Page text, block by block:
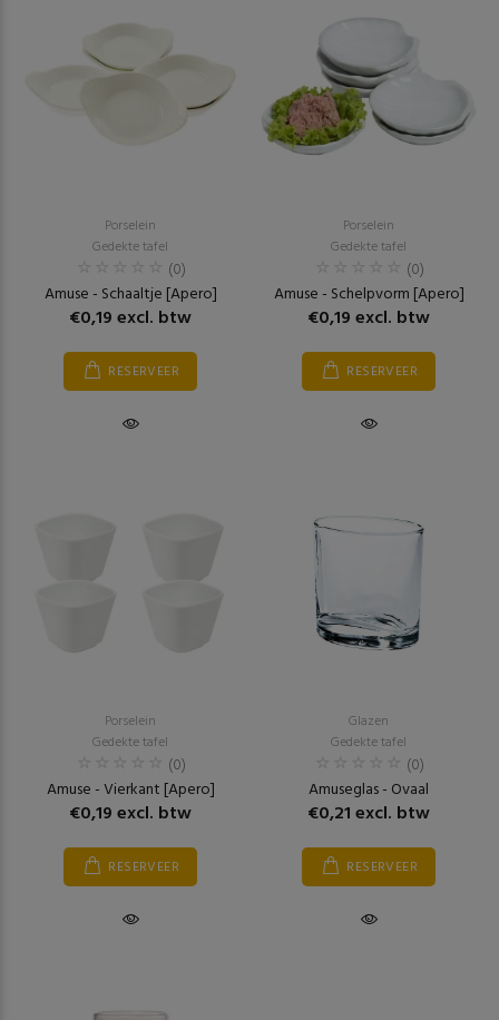
Porselein
Gedekte tafel
(0)
Amuse - Schaaltje [Apero]
€0,19 excl. btw
RESERVEER
Porselein
Gedekte tafel
(0)
Amuse - Schelpvorm [Apero]
€0,19 excl. btw
RESERVEER
Porselein
Gedekte tafel
(0)
Amuse - Vierkant [Apero]
€0,19 excl. btw
RESERVEER
Glazen
Gedekte tafel
(0)
Amuseglas - Ovaal
€0,21 excl. btw
RESERVEER